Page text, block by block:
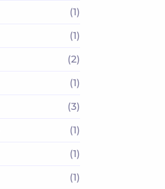
(1)
(1)
(2)
(1)
(3)
(1)
(1)
(1)